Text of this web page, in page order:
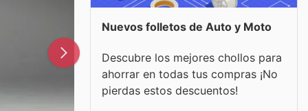
Nuevos folletos de Auto y Moto
Descubre los mejores chollos para
ahorrar en todas tus compras ¡No
pierdas estos descuentos!